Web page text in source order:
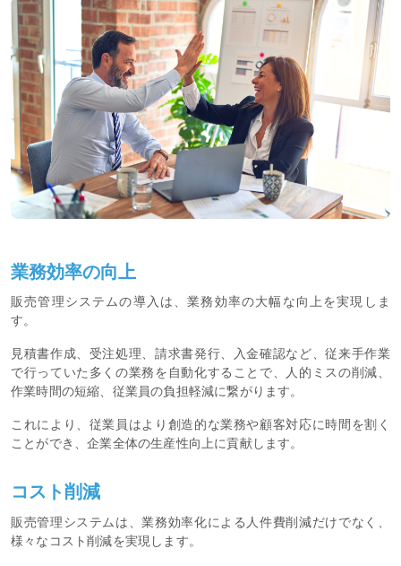
業務効率の向上
販売管理システムの導入は、業務効率の大幅な向上を実現しま
す。
見積書作成、受注処理、請求書発行、入金確認など、従来手作業
で行っていた多くの業務を自動化することで、人的ミスの削減、
作業時間の短縮、従業員の負担軽減に繋がります。
これにより、従業員はより創造的な業務や顧客対応に時間を割く
ことができ、企業全体の生産性向上に貢献します。
コスト削減
販売管理システムは、業務効率化による人件費削減だけでなく、
様々なコスト削減を実現します。